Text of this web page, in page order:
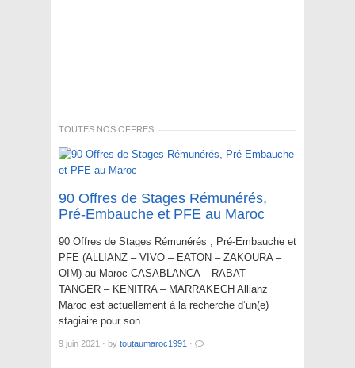
TOUTES NOS OFFRES
90 Offres de Stages Rémunérés,
Pré-Embauche et PFE au Maroc
90 Offres de Stages Rémunérés , Pré-Embauche et
PFE (ALLIANZ – VIVO – EATON – ZAKOURA –
OIM) au Maroc CASABLANCA – RABAT –
TANGER – KENITRA – MARRAKECH Allianz
Maroc est actuellement à la recherche d’un(e)
stagiaire pour son…
9 juin 2021 · by toutaumaroc1991 ·